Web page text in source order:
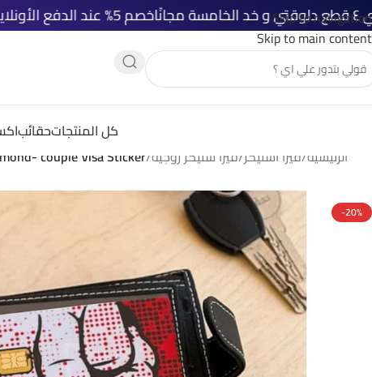
Skip to navigation
Skip to main content
شحن مجاني خصم 5% عند الدفع الأونلاين
كل المنتجاتحقائب
الرئيسية/فيزا استيكر/فيزا ستيكر زوجية/
couple Visa Sticker
-20%